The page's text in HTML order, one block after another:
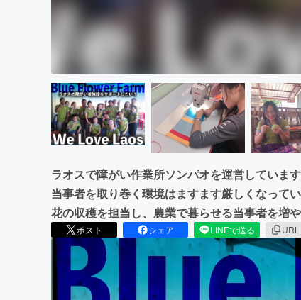
ラオスで障がい作業所ソンパオを運営していま
当事者を取り巻く環境はますます厳しくなって
花の収穫を担当し、農業で暮らせる当事者を増
ポスト シェア LINEで送る